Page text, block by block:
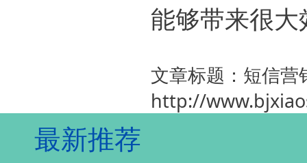
能够带来很
文章标题：短信营
http://
最新推荐